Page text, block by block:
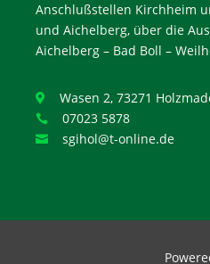
Anschlußstellen Kirchheim
und Aichelberg, über die
Aichelberg – Bad Boll –
 Wasen 2, 73271
 07023 5878
 sgihol@t-online.de